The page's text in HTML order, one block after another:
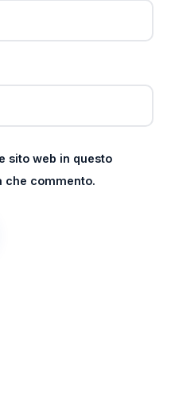
sito web in questo
che commento.